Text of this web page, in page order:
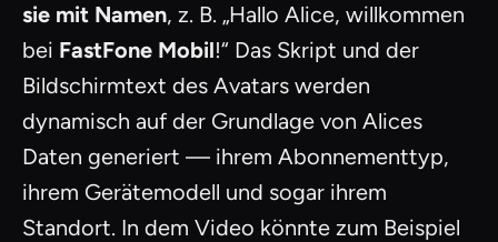
sie mit Namen, z. B. „Hallo Alice, willkommen
bei FastFone Mobil!“ Das Skript und der
Bildschirmtext des Avatars werden
dynamisch auf der Grundlage von Alices
Daten generiert — ihrem Abonnementtyp,
ihrem Gerätemodell und sogar ihrem
Standort. In dem Video könnte zum Beispiel